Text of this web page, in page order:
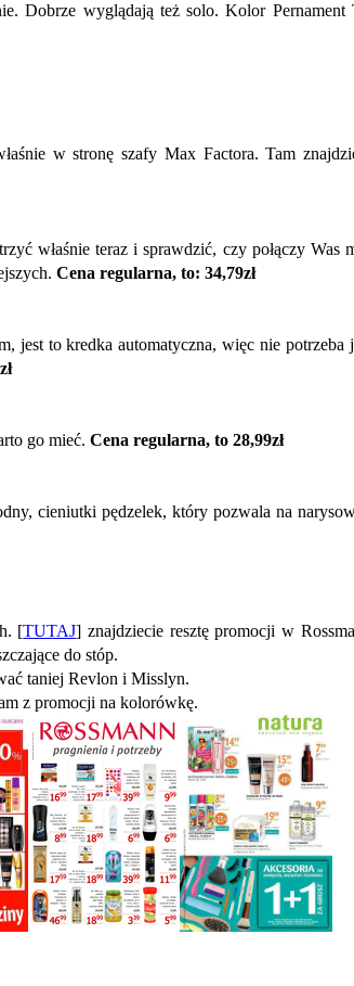
Dobrze wyglądają też solo. Kolor
w stronę szafy Max Factora. Tam
właśnie teraz i sprawdzić, czy połączy
Cena regularna, to: 34,79zł
to kredka automatyczna, więc nie
go mieć. Cena regularna, to 28,99zł
cieniutki pędzelek, który pozwala na
[TUTAJ] znajdziecie resztę promocji w
do stóp.
taniej Revlon i Misslyn.
z promocji na kolorówkę.